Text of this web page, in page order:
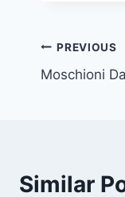
T
g
Post
PREVIOUS
Moschioni
Similar